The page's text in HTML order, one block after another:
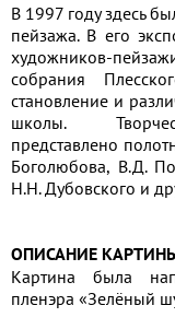
В 1997 году здесь
пейзажа. В его
художников-
собрания
становление и
школы.
представлено
Боголюбова, В.Д.
Н.Н. Дубовского и
ОПИСАНИЕ
Картина была
пленэра «Зелёный